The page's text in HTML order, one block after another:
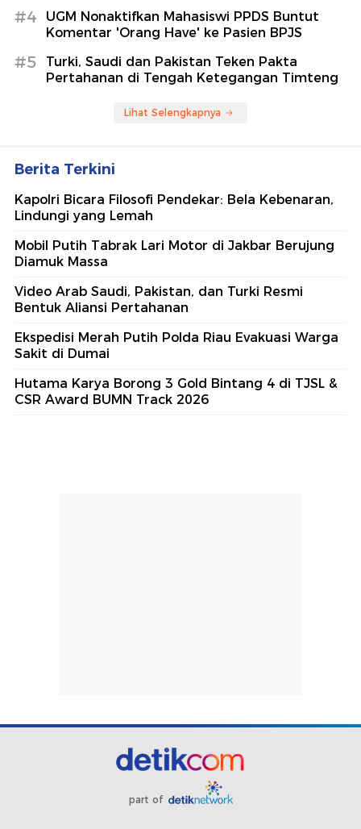
#4
UGM Nonaktifkan Mahasiswi PPDS Buntut
Komentar 'Orang Have' ke Pasien BPJS
#5
Turki, Saudi dan Pakistan Teken Pakta
Pertahanan di Tengah Ketegangan Timteng
Lihat Selengkapnya
Berita Terkini
Kapolri Bicara Filosofi Pendekar: Bela Kebenaran,
Lindungi yang Lemah
Mobil Putih Tabrak Lari Motor di Jakbar Berujung
Diamuk Massa
Video Arab Saudi, Pakistan, dan Turki Resmi
Bentuk Aliansi Pertahanan
Ekspedisi Merah Putih Polda Riau Evakuasi Warga
Sakit di Dumai
Hutama Karya Borong 3 Gold Bintang 4 di TJSL &
CSR Award BUMN Track 2026
part of